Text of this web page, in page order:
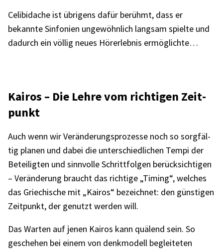
Celi­bi­da­che ist übri­gens dafür berühmt, dass er
bekannte Sinfo­nien unge­wöhn­lich lang­sam spielte und
dadurch ein völlig neues Hörerleb­nis ermög­lichte…
Kairos – Die Lehre vom rich­ti­gen Zeit­
punkt
Auch wenn wir Verän­de­rungs­pro­zesse noch so sorg­fäl­
tig planen und dabei die unter­schied­li­chen Tempi der
Betei­lig­ten und sinn­volle Schritt­fol­gen berück­sich­ti­gen
– Verän­de­rung braucht das rich­tige „Timing“, welches
das Grie­chi­sche mit „Kairos“ bezeich­net: den güns­ti­gen
Zeit­punkt, der genutzt werden will.
Das Warten auf jenen Kairos kann quälend sein. So
gesche­hen bei einem von denk­mo­dell beglei­te­ten